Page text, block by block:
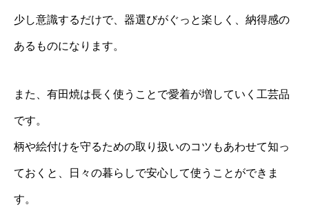
少し意識するだけで、器選びがぐっと楽しく、納得感の
あるものになります。
また、有田焼は長く使うことで愛着が増していく工芸品
です。
柄や絵付けを守るための取り扱いのコツもあわせて知っ
ておくと、日々の暮らしで安心して使うことができま
す。